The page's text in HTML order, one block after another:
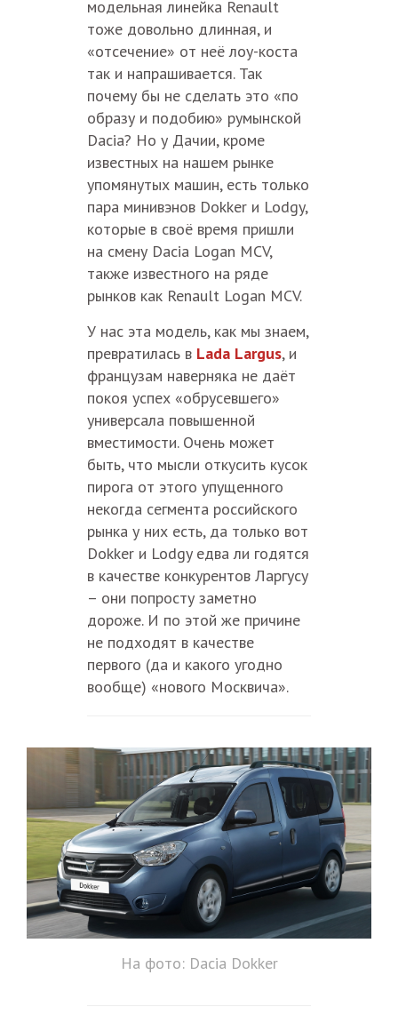
модельная линейка Renault
тоже довольно длинная, и
«отсечение» от неё лоу-коста
так и напрашивается. Так
почему бы не сделать это «по
образу и подобию» румынской
Dacia? Но у Дачии, кроме
известных на нашем рынке
упомянутых машин, есть только
пара минивэнов Dokker и Lodgy,
которые в своё время пришли
на смену Daсia Logan MCV,
также известного на ряде
рынков как Renault Logan MCV.
У нас эта модель, как мы знаем,
превратилась в Lada Largus, и
французам наверняка не даёт
покоя успех «обрусевшего»
универсала повышенной
вместимости. Очень может
быть, что мысли откусить кусок
пирога от этого упущенного
некогда сегмента российского
рынка у них есть, да только вот
Dokker и Lodgy едва ли годятся
в качестве конкурентов Ларгусу
– они попросту заметно
дороже. И по этой же причине
не подходят в качестве
первого (да и какого угодно
вообще) «нового Москвича».
На фото: Dacia Dokker